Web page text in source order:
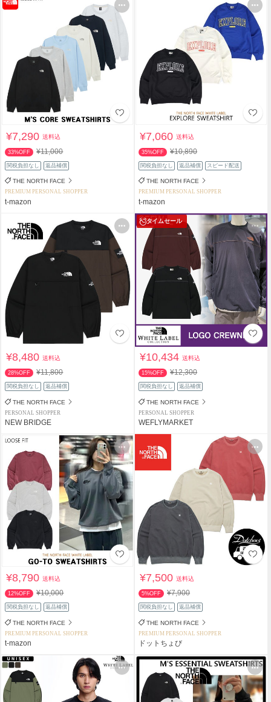
¥7,290送料込
33%OFF ¥11,000
関税負担なし 返品補償
THE NORTH FACE
PREMIUM PERSONAL SHOPPER
t-mazon
¥7,060送料込
35%OFF ¥10,890
関税負担なし 返品補償 スピード配送
THE NORTH FACE
PREMIUM PERSONAL SHOPPER
t-mazon
¥8,480送料込
28%OFF ¥11,800
関税負担なし 返品補償
THE NORTH FACE
PERSONAL SHOPPER
NEW BRIDGE
タイムセール
¥10,434送料込
15%OFF ¥12,300
関税負担なし 返品補償
THE NORTH FACE
PERSONAL SHOPPER
WEFLYMARKET
¥8,790送料込
12%OFF ¥10,000
関税負担なし 返品補償
THE NORTH FACE
PREMIUM PERSONAL SHOPPER
t-mazon
¥7,500送料込
5%OFF ¥7,900
関税負担なし 返品補償
THE NORTH FACE
PREMIUM PERSONAL SHOPPER
ドットちょび